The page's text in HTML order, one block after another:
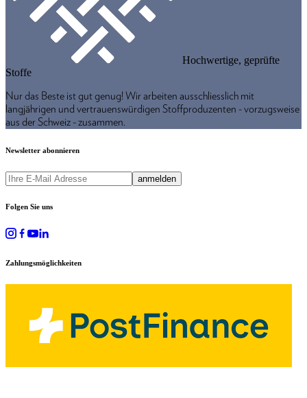
Hochwertige, geprüfte
Stoffe
Nur das Beste ist gut genug! Wir arbeiten ausschliesslich mit
langjährigen und vertrauenswürdigen Stoffproduzenten - vorzugsweise
aus der Schweiz - zusammen.
Newsletter abonnieren
anmelden
Folgen Sie uns
Zahlungsmöglichkeiten